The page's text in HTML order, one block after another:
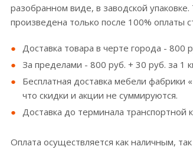
разобранном виде, в заводской
произведена только после 100% оплаты
Доставка товара в черте города - 800
За пределами - 800 руб. + 30 руб. за 1
Бесплатная доставка мебели
что скидки и акции не суммируются.
Доставка до терминала транспортной
Оплата осуществляется как наличным,